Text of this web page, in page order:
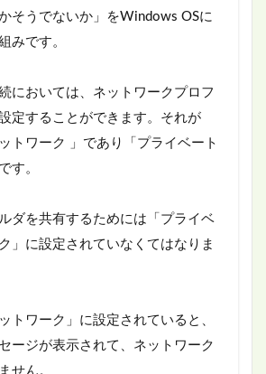
そうでないか」をWindows OSに
みです。
においては、ネットワークプロフ
定することができます。それが
トワーク 」であり「プライベート
す。
ダを共有するためには「プライベ
」に設定されていなくてはなりま
トワーク」に設定されていると、
ージが表示されて、ネットワーク
せん。